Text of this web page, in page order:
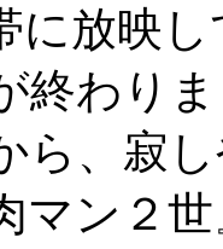
放映し
終わり
ら、寂
ン２